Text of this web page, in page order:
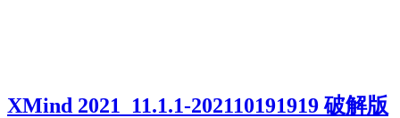
XMind 2021_11.1.1-202110191919 破解版